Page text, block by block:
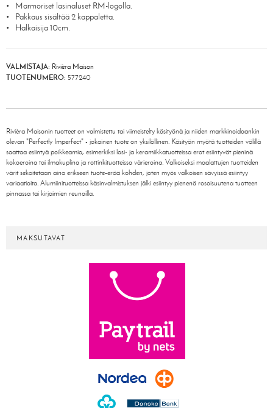
Marmoriset lasinaluset RM-logolla.
Pakkaus sisältää 2 kappaletta.
Halkaisija 10cm.
VALMISTAJA: Rivièra Maison
TUOTENUMERO: 577240
Rivièra Maisonin tuotteet on valmistettu tai viimeistelty käsityönä ja niiden markkinoidaankin
olevan "Perfectly Imperfect" - jokainen tuote on yksilöllinen. Käsityön myötä tuotteiden välillä
saattaa esiintyä poikkeamia, esimerkiksi lasi- ja keramiikkatuotteissa erot esiintyvät pieninä
kokoeroina tai ilmakuplina ja rottinkituotteissa värieroina. Valkoiseksi maalattujen tuotteiden
värit sekoitetaan aina erikseen tuote-erää kohden, joten myös valkoisen sävyissä esiintyy
variaatioita. Alumiinituotteissa käsinvalmistuksen jälki esiintyy pienenä rosoisuutena tuotteen
pinnassa tai kirjaimien reunoilla.
MAKSUTAVAT